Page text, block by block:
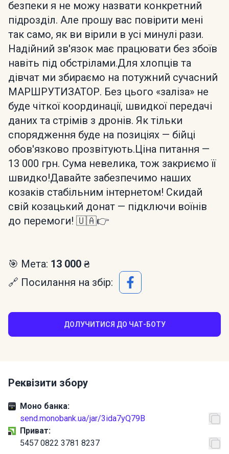
безпеки я не можу назвати конкретний
підрозділ. Але прошу вас повірити мені
так само, як ви вірили в усі минулі рази.
Надійний зв'язок має працювати без збоїв
навіть під обстрілами.Для хлопців та
дівчат ми збираємо на потужний сучасний
МАРШРУТИЗАТОР. Без цього «заліза» не
буде чіткої координації, швидкої передачі
даних та стрімів з дронів. Як тільки
спорядження буде на позиціях — бійці
обов'язково прозвітують.Ціна питання —
13 000 грн. Сума невелика, тож закриємо її
швидко!Давайте забезпечимо наших
козаків стабільним інтернетом! Скидай
свій козацький донат — підключи воїнів
до перемоги! 🇺🇦👉
🎯 Мета: 13 000 ₴
🔗 Посилання на збір:
ДОЛУЧИТИСЯ ДО ЧАТ-БОТУ
Реквізити збору
Моно банка:
send.monobank.ua/jar/3ida7yQ79B
Приват:
5457 0822 3781 8237